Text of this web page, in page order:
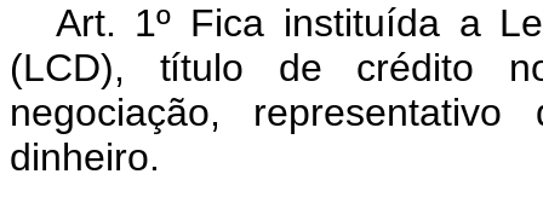
Art. 1º Fica instituída a
(LCD), título de crédito
negociação,
dinheiro.